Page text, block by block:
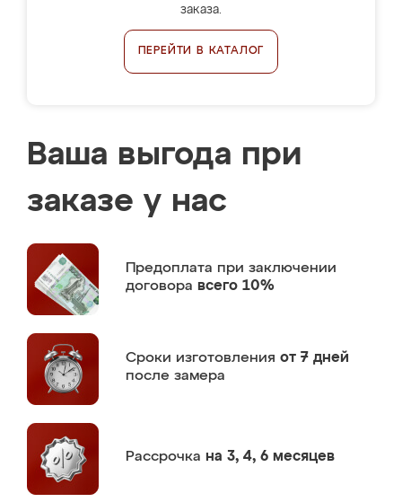
заказа.
ПЕРЕЙТИ В КАТАЛОГ
Ваша выгода при
заказе у нас
Предоплата при заключении
договора всего 10%
Сроки изготовления от 7 дней
после замера
Рассрочка на 3, 4, 6 месяцев